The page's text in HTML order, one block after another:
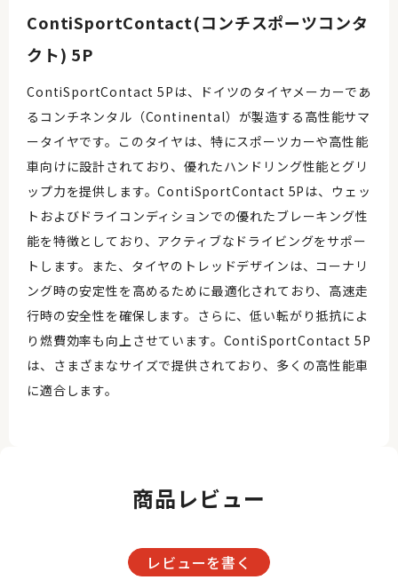
ContiSportContact(コンチスポーツコンタ
クト) 5P
ContiSportContact 5Pは、ドイツのタイヤメーカーであ
るコンチネンタル（Continental）が製造する高性能サマ
ータイヤです。このタイヤは、特にスポーツカーや高性能
車向けに設計されており、優れたハンドリング性能とグリ
ップ力を提供します。ContiSportContact 5Pは、ウェッ
トおよびドライコンディションでの優れたブレーキング性
能を特徴としており、アクティブなドライビングをサポー
トします。また、タイヤのトレッドデザインは、コーナリ
ング時の安定性を高めるために最適化されており、高速走
行時の安全性を確保します。さらに、低い転がり抵抗によ
り燃費効率も向上させています。ContiSportContact 5P
は、さまざまなサイズで提供されており、多くの高性能車
に適合します。
商品レビュー
レビューを書く